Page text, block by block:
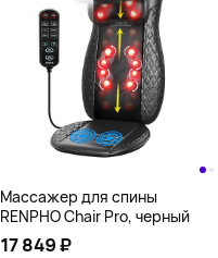
Массажер для спины
RENPHO Chair Pro, черный
17 849 ₽